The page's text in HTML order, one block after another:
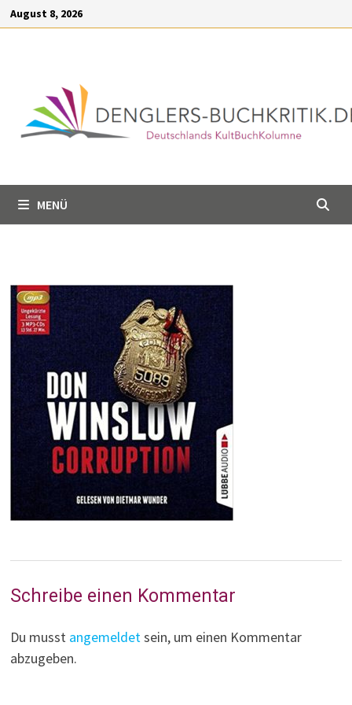
springen
Zum
Inhalt
August 8, 2026
MENÜ
Schreibe einen Kommentar
Du musst angemeldetsein, um einen Kommentar
abzugeben.